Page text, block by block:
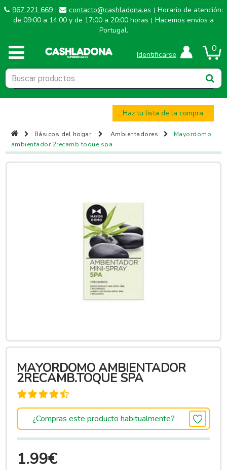
967 221 669 | contacto@cashladona.es | Horario de atención:
de 09:00 a 14:00 y de 17:00 a 20:00 horas | Hacemos envíos a
Portugal.
0
Identificarse
Haz tu lista de la compra
Básicos del hogar Ambientadores
Mayordomo
ambientador 2recamb.toque spa
MAYORDOMO AMBIENTADOR
2RECAMB.TOQUE SPA
¿Compras este producto habitualmente?
1.99€